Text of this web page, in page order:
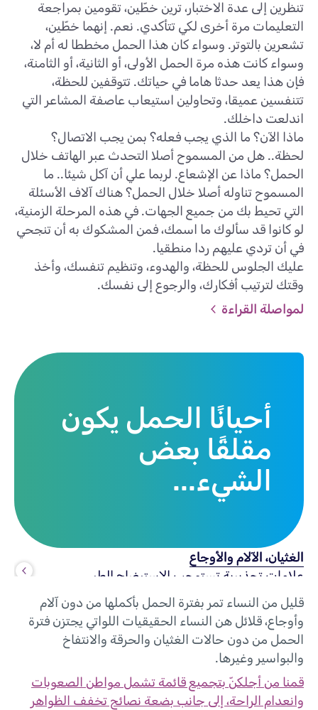
تنظرين إلى عدة الاختبار، ترين خطّين، تقومين بمراجعة
التعليمات مرة أخرى لكي تتأكدي. نعم. إنهما خطّين،
تشعرين بالتوتر. وسواء كان هذا الحمل مخططا له أم لا،
وسواء كانت هذه مرة الحمل الأولى، أو الثانية، أو الثامنة،
فإن هذا يعد حدثا هاما في حياتك. تتوقفين للحظة،
تتنفسين عميقا، وتحاولين استيعاب عاصفة المشاعر التي
اندلعت داخلك.
ماذا الآن؟ ما الذي يجب فعله؟ بمن يجب الاتصال؟
لحظة.. هل من المسموح أصلا التحدث عبر الهاتف خلال
الحمل؟ ماذا عن الإشعاع. لربما علي أن آكل شيئا.. ما
المسموح تناوله أصلا خلال الحمل؟ هناك آلاف الأسئلة
التي تحيط بك من جميع الجهات. في هذه المرحلة الزمنية،
لو كانوا قد سألوك ما اسمك، فمن المشكوك به أن تنجحي
في أن تردي عليهم ردا منطقيا.
عليك الجلوس للحظة، والهدوء، وتنظيم تنفسك، وأخذ
وقتك لترتيب أفكارك، والرجوع إلى نفسك.
لمواصلة القراءة
أحيانًا الحمل يكون
مقلقًا بعض
الشيء...
الغثيان، الآلام والأوجاع
علامات تحذيرية تستوجب الاستيضاح الطبي
قليل من النساء تمر بفترة الحمل بأكملها من دون آلام
وأوجاع، قلائل هن النساء الحقيقيات اللواتي يجتزن فترة
الحمل من دون حالات الغثيان والحرقة والانتفاخ
والبواسير وغيرها.
قمنا من أجلكنّ بتجميع قائمة تشمل مواطن الصعوبات
وانعدام الراحة، إلى جانب بضعة نصائح تخفف الظواهر